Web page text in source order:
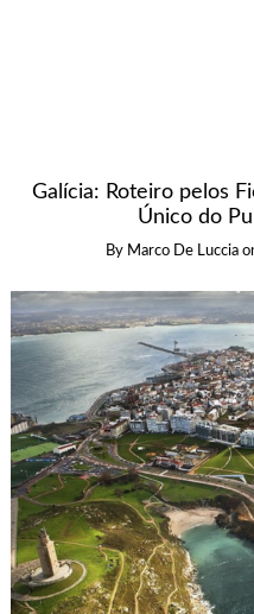
Galícia: Roteiro pelos
Único do
By Marco De Luccia